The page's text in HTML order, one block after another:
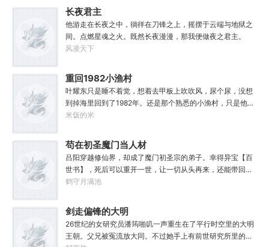
步就要毁掉美利坚？”大魔王林浩：“托尼，你终于发现真相
了！”
长夜君主
他游走在长夜之中，徜徉在刀锋之上，摇摆于云端与地狱之
间。点燃星魂之火。既然长夜漫漫，那我便做夜之君主。
风凌天下
重回1982小渔村
叶耀东只是睡不着觉，想着去甲板上吹吹风，尿个尿，没想
到掉海里回到了1982年。还是那个熟悉的小渔村，只是他已
经不是年轻时候的他了。混账了半辈子，这回他想好好来过
他也没什么大理想大志向，只想挽回遗憾，跟老婆好好过日
子，一家子平安喜乐就好。
米饭的米
苟在初圣魔门当人材
吕阳穿越修仙界，却成了魔门初圣宗的弟子。幸得异宝【百
世书】，死后可以重开一世，让一切从头再来，还能带回前
世的宝物，修为，寿命，甚至觉醒特殊的天赋。奈何次数有
定先在魔门苟住，一世世苦修，不成仙不出山，奈何魔门凶
险异常，遍地都是人材。第一世，吕阳惨遭师姐暗算。第二
世，好不容易反杀师姐，又遭师兄毒手。第三世，第四
世……直到百世之后，再回首，吕阳才发现自己已经成为了
鹤守月满池
剑走偏锋的大明
26世纪的女研究员潘筠啪叽一声重生在了平行时空里的大明
王朝。父兄被冤流放大同。不过她手上有前世研究所里的镇